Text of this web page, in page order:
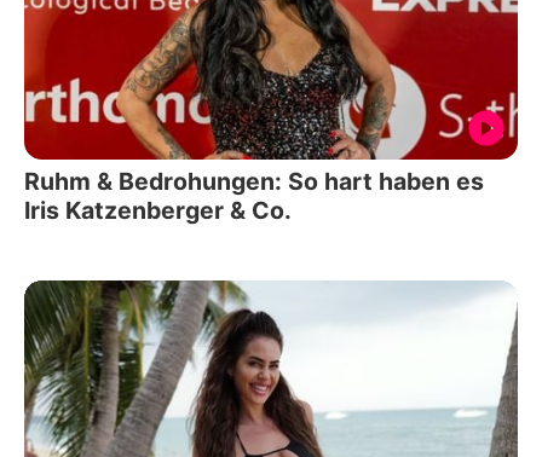
Ruhm & Bedrohungen: So hart haben es
Iris Katzenberger & Co.